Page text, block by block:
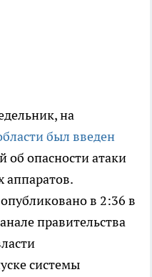
на
был введен
опасности атаки
аппаратов.
в 2:36 в
правительства
системы